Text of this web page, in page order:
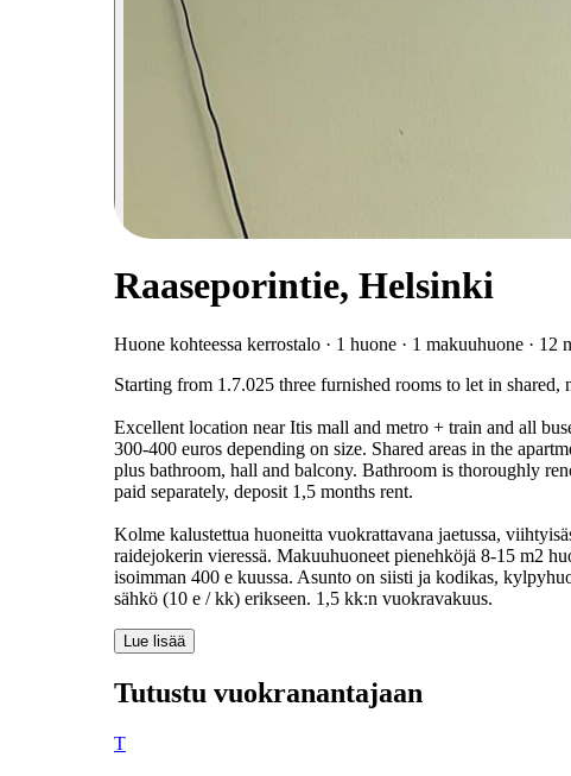
Raaseporintie, Helsinki
Huone kohteessa kerrostalo · 1 huone · 1 makuuhuone · 12
Starting from 1.7.025 three furnished rooms to let in shared,
Excellent location near Itis mall and metro + train and all
300-400 euros depending on size. Shared areas in the
plus bathroom, hall and balcony. Bathroom is thoroughly
paid separately, deposit 1,5 months rent.
Kolme kalustettua huoneitta vuokrattavana jaetussa,
raidejokerin vieressä. Makuuhuoneet pienehköjä 8-15 m2
isoimman 400 e kuussa. Asunto on siisti ja kodikas,
sähkö (10 e / kk) erikseen. 1,5 kk:n vuokravakuus.
Lue lisää
Tutustu vuokranantajaan
T